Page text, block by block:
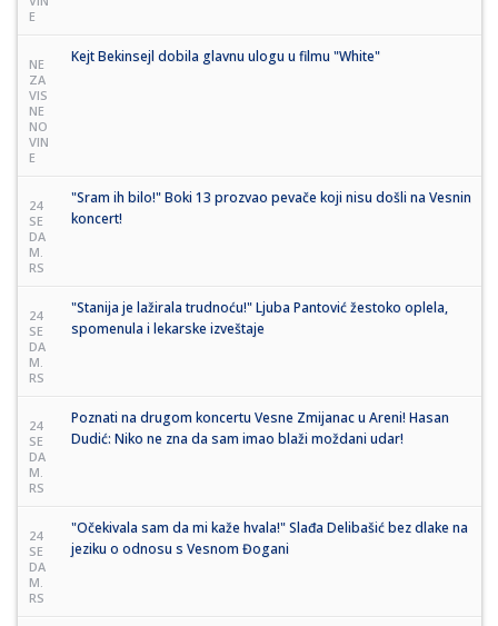
E
NE
ZA
VIS
NE
NO
VIN
E
Kejt Bekinsejl dobila glavnu ulogu u filmu "White"
24
SE
DA
M.
RS
"Sram ih bilo!" Boki 13 prozvao pevače koji nisu došli na Vesnin
koncert!
24
SE
DA
M.
RS
"Stanija je lažirala trudnoću!" Ljuba Pantović žestoko oplela,
spomenula i lekarske izveštaje
24
SE
DA
M.
RS
Poznati na drugom koncertu Vesne Zmijanac u Areni! Hasan
Dudić: Niko ne zna da sam imao blaži moždani udar!
24
SE
DA
M.
RS
"Očekivala sam da mi kaže hvala!" Slađa Delibašić bez dlake na
jeziku o odnosu s Vesnom Đogani